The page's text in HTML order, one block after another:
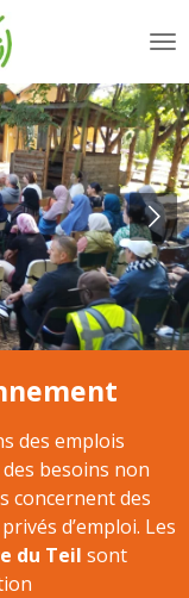
des emplois
besoins non
concernent des
d’emploi. Les
du Teil sont